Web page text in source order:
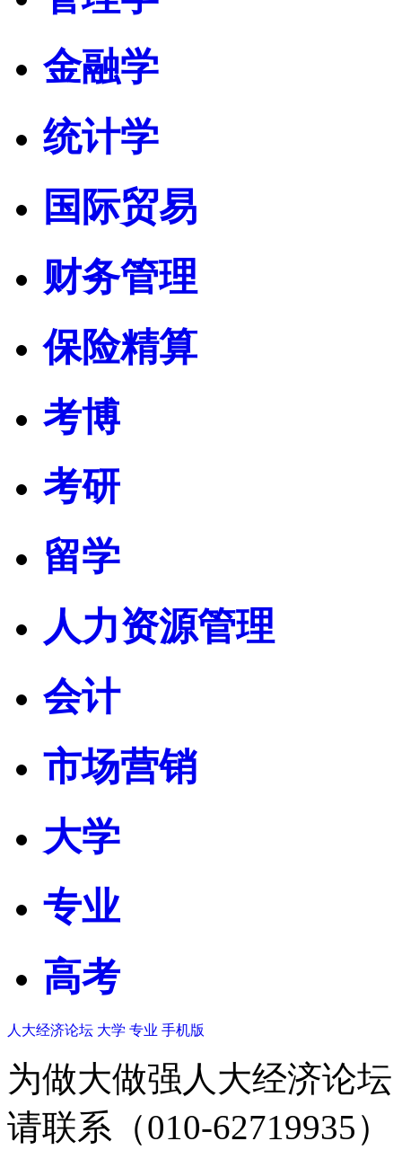
金融学
统计学
国际贸易
财务管理
保险精算
考博
考研
留学
人力资源管理
会计
市场营销
大学
专业
高考
人大经济论坛 大学 专业 手机版
为做大做强人大经济论
请联系（010-62719935）